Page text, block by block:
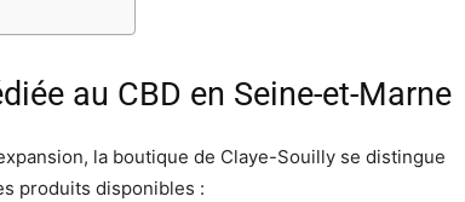
au CBD en Seine-et-Marne
la boutique de Claye-Souilly se distingue
produits disponibles :